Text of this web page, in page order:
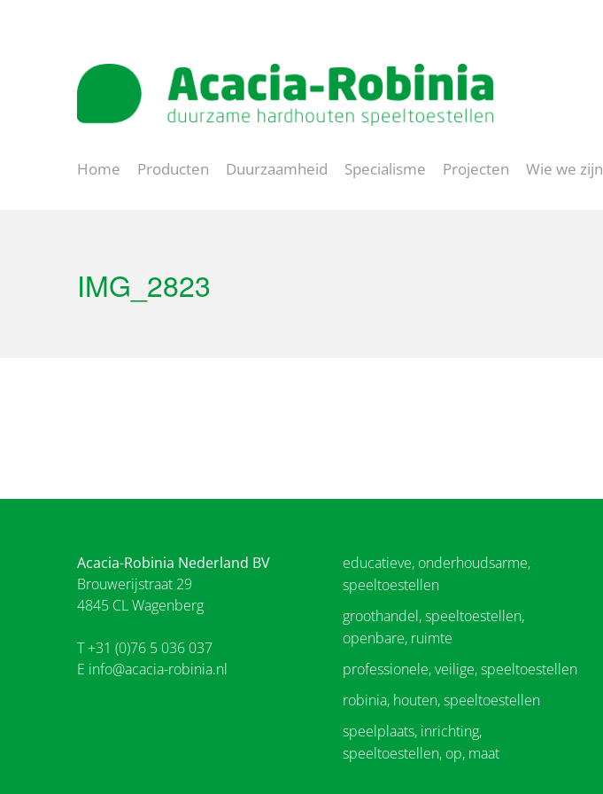
Home Producten Duurzaamheid Specialisme Projecten Wie we zijn
IMG_2823
Acacia-Robinia Nederland BV
Brouwerijstraat 29
4845 CL Wagenberg
T +31 (0)76 5 036 037
E info@acacia-robinia.nl
educatieve, onderhoudsarme,
speeltoestellen
groothandel, speeltoestellen,
openbare, ruimte
professionele, veilige, speeltoestellen
robinia, houten, speeltoestellen
speelplaats, inrichting,
speeltoestellen, op, maat